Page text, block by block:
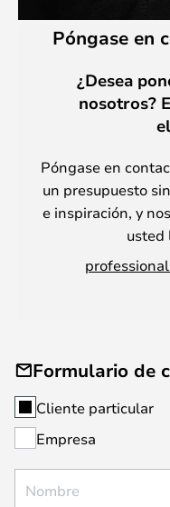
Póngase en
¿Desea
nosotros?
Póngase en
un presupuesto
e inspiración, y
usted
Formulario de
Cliente particular
Empresa
Nombre